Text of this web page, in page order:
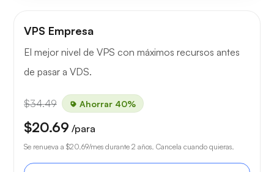
VPS Empresa
El mejor nivel de VPS con máximos recursos antes
de pasar a VDS.
$34.49 Ahorrar 40%
$20.69 /para
Se renueva a $20.69/mes durante 2 años. Cancela cuando quieras.